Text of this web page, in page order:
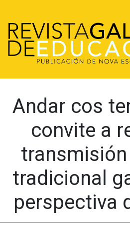
Andar cos
convite a
tradicional
perspectiva